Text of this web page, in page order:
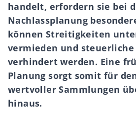
handelt, erfordern sie bei
Nachlassplanung
können Streitigkeiten
vermieden und
verhindert werden. Eine
Planung sorgt somit für
wertvoller Sammlungen
hinaus.